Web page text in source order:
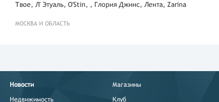
Твое, Л' Этуаль, O'Stin, , Глория Джинс, Лента, Zarina
МОСКВА И ОБЛАСТЬ
Новости
Недвижимость
Магазины
Клуб